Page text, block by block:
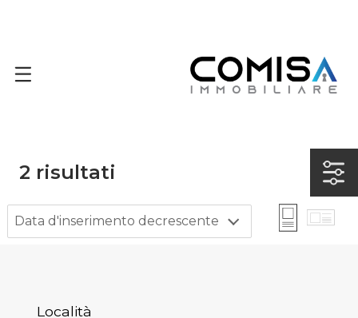
2 risultati
Data d'inserimento decrescente
Località